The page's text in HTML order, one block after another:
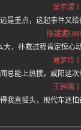
吴尔渥
是重点，这起事件又
陈妮妮UNI
大，扑救过程肯定惊心
易梦玲
总能上热搜，咸阳这
王钟瑶
我直摇头，现代车还怕